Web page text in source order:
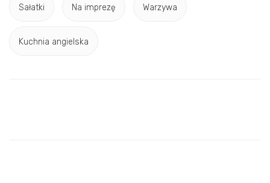
Sałatki Na imprezę Warzywa
Kuchnia angielska